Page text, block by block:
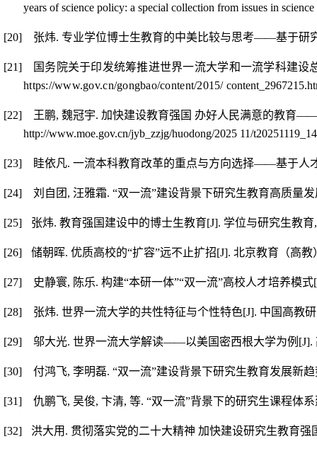
years of science policy: a special collection from issues in
[20] 张炜. 专业学位博士生教育的中美比较与思考——基于研
[21]
国务院关于印发统筹推进世界一流大学和一流学科建设
https://www.gov.cn/gongbao/content/2015/
[22] 王鹏, 魏冠宇. 加快建设教育强国 办好人民满意的教育—
http://www.moe.gov.cn/jyb_zzjg/huodong/2025 11/
[23] 眭依凡. 一流本科教育改革的重点与方向选择——基于人
[24] 刘自团 , 汪雅霜. “双一流”建设背景下研究生教育高质量
[25] 张炜.教育强国建设中的博士生教育[J]. 学位与研究生教育
[26] 储朝晖.优质高校的“扩容”远不止扩招[J].北京教育（高教
[27] 史静寰, 陈乐. 构建“本研一体”“双一流”高校人才培养模式
[28] 张炜. 世界一流大学的共性特征与个性特色[J]. 中国高教
[29] 邬大光. 世界一流大学解读——以美国密西根大学为例 [J].
[30] 付鸿飞, 李明磊. “双一流”建设背景下研究生教育发展新趋
[31] 仇鹏飞, 吴俊, 卞清, 等. “双一流”背景下的研究生课程体
[32] 洪大用 . 贯彻落实党的二十大精神 加快建设研究生教育强